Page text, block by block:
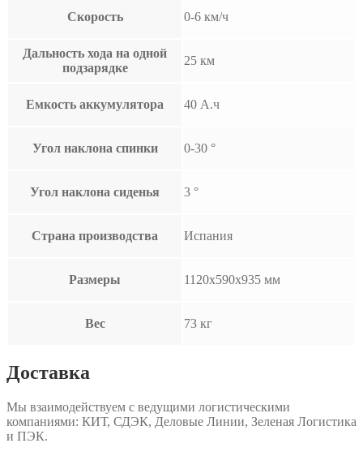
Скорость 0-6 км/ч
Дальность хода на одной
подзарядке
25 км
Емкость аккумулятора 40 А.ч
Угол наклона спинки 0-30 °
Угол наклона сиденья 3 °
Страна производства Испания
Размеры 1120x590x935 мм
Вес 73 кг
Доставка
Мы взаимодействуем с ведущими логистическими
компаниями: КИТ, СДЭК, Деловые Линии, Зеленая Логистика
и ПЭК.